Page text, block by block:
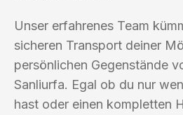
Unser erfahrenes Team
sicheren Transport deiner
persönlichen Gegenstände
Sanliurfa. Egal ob du nur
hast oder einen kompletten